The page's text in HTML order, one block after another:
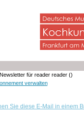
für reader reader ()
verwalten
Sie diese E-Mail in einem